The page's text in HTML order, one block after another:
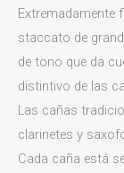
Extremadamente
staccato de
de tono que da
distintivo de las
Las cañas
clarinetes y
Cada caña está